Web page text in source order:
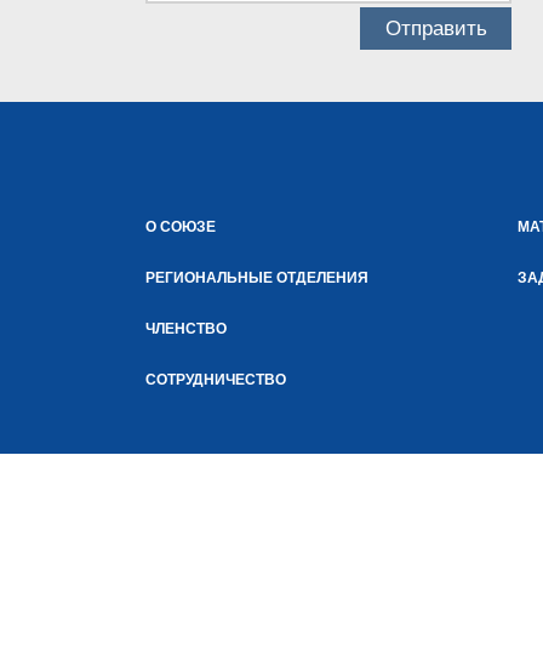
О СОЮЗЕ
РЕГИОНАЛЬНЫЕ ОТДЕЛЕНИЯ
ЧЛЕНСТВО
СОТРУДНИЧЕСТВО